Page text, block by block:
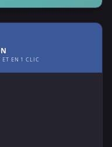
EN 1 CLIC